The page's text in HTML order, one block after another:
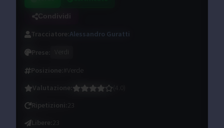
Condividi
Tracciatore Alessandro Guratti
Prese Verdi
Posizione #Verde
Valutazione
Ripetizioni 23
Libere 23